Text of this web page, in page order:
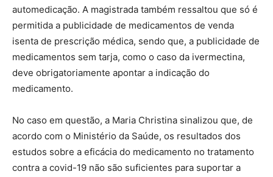
automedicação. A magistrada também ressaltou que só é
permitida a publicidade de medicamentos de venda
isenta de prescrição médica, sendo que, a publicidade de
medicamentos sem tarja, como o caso da ivermectina,
deve obrigatoriamente apontar a indicação do
medicamento.
No caso em questão, a Maria Christina sinalizou que, de
acordo com o Ministério da Saúde, os resultados dos
estudos sobre a eficácia do medicamento no tratamento
contra a covid-19 não são suficientes para suportar a